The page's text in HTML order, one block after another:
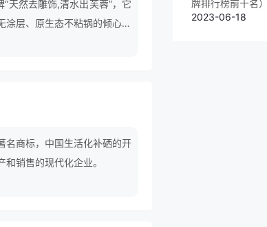
天然去雕饰,清水出芙蓉”，它
层、原生态不粘锅的倾心呵
名商标，中国生活化补硒的开
销售的现代化企业。
牌排行榜前十名）
2023-06-18